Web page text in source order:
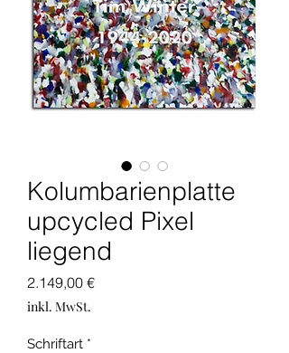
Kolumbarienplatte
upcycled Pixel
liegend
2.149,00 €Preis
inkl. MwSt.
Schriftart *